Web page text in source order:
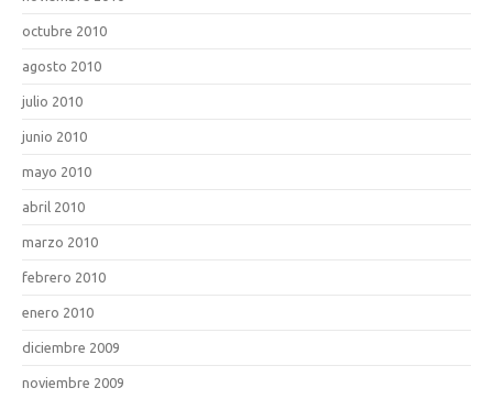
octubre 2010
agosto 2010
julio 2010
junio 2010
mayo 2010
abril 2010
marzo 2010
febrero 2010
enero 2010
diciembre 2009
noviembre 2009